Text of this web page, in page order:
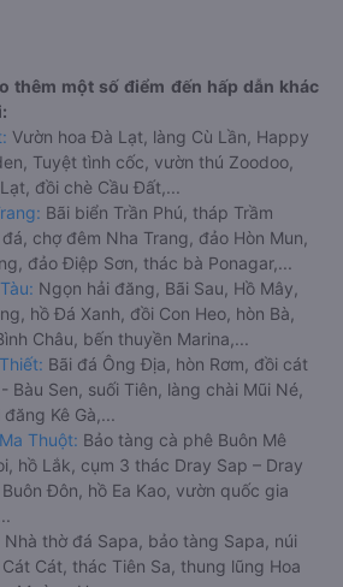
thêm một số điểm đến hấp dẫn khác
Vườn hoa Đà Lạt, làng Cù Lần, Happy
Tuyệt tình cốc, vườn thú Zoodoo,
đồi chè Cầu Đất,...
Bãi biển Trần Phú, tháp Trầm
chợ đêm Nha Trang, đảo Hòn Mun,
đảo Điệp Sơn, thác bà Ponagar,...
Ngọn hải đăng, Bãi Sau, Hồ Mây,
hồ Đá Xanh, đồi Con Heo, hòn Bà,
Châu, bến thuyền Marina,...
Bãi đá Ông Địa, hòn Rơm, đồi cát
Bàu Sen, suối Tiên, làng chài Mũi Né,
Kê Gà,...
Thuột: Bảo tàng cà phê Buôn Mê
hồ Lắk, cụm 3 thác Dray Sap – Dray
Đôn, hồ Ea Kao, vườn quốc gia
Nhà thờ đá Sapa, bảo tàng Sapa, núi
Cát, thác Tiên Sa, thung lũng Hoa